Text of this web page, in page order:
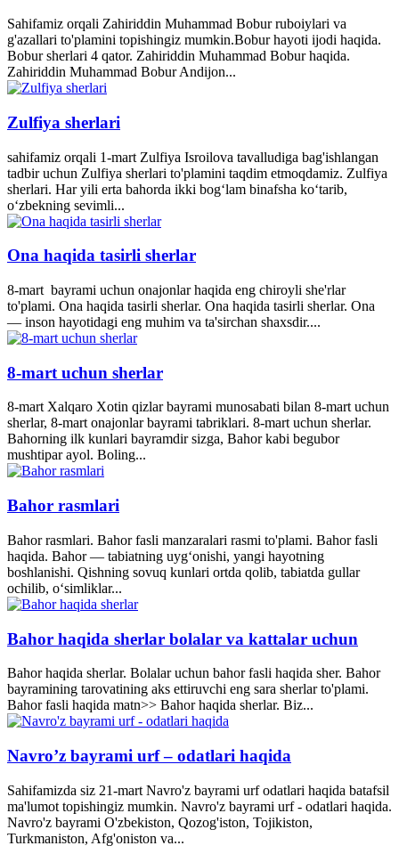
Sahifamiz orqali Zahiriddin Muhammad Bobur ruboiylari va
g'azallari to'plamini topishingiz mumkin.Bobur hayoti ijodi haqida.
Bobur sherlari 4 qator. Zahiriddin Muhammad Bobur haqida.
Zahiriddin Muhammad Bobur Andijon...
Zulfiya sherlari
sahifamiz orqali 1-mart Zulfiya Isroilova tavalludiga bag'ishlangan
tadbir uchun Zulfiya sherlari to'plamini taqdim etmoqdamiz. Zulfiya
sherlari. Har yili erta bahorda ikki bogʻlam binafsha koʻtarib,
oʻzbekning sevimli...
Ona haqida tasirli sherlar
8-mart bayrami uchun onajonlar haqida eng chiroyli she'rlar
to'plami. Ona haqida tasirli sherlar. Ona haqida tasirli sherlar. Ona
— inson hayotidagi eng muhim va ta'sirchan shaxsdir....
8-mart uchun sherlar
8-mart Xalqaro Xotin qizlar bayrami munosabati bilan 8-mart uchun
sherlar, 8-mart onajonlar bayrami tabriklari. 8-mart uchun sherlar.
Bahorning ilk kunlari bayramdir sizga, Bahor kabi begubor
mushtipar ayol. Boling...
Bahor rasmlari
Bahor rasmlari. Bahor fasli manzaralari rasmi to'plami. Bahor fasli
haqida. Bahor — tabiatning uyg‘onishi, yangi hayotning
boshlanishi. Qishning sovuq kunlari ortda qolib, tabiatda gullar
ochilib, o‘simliklar...
Bahor haqida sherlar bolalar va kattalar uchun
Bahor haqida sherlar. Bolalar uchun bahor fasli haqida sher. Bahor
bayramining tarovatining aks ettiruvchi eng sara sherlar to'plami.
Bahor fasli haqida matn>> Bahor haqida sherlar. Biz...
Navro’z bayrami urf – odatlari haqida
Sahifamizda siz 21-mart Navro'z bayrami urf odatlari haqida batafsil
ma'lumot topishingiz mumkin. Navro'z bayrami urf - odatlari haqida.
Navro'z bayrami O'zbekiston, Qozog'iston, Tojikiston,
Turkmaniston, Afg'oniston va...